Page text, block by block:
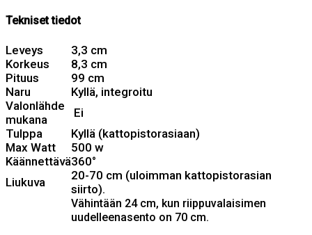
Tekniset tiedot
Leveys
3,3 cm
Korkeus
8,3 cm
Pituus
99 cm
Naru
Kyllä, integroitu
Valonlähde
mukana
Ei
Tulppa
Kyllä (kattopistorasiaan)
Max Watt
500 w
Käännettävä360°
Liukuva
20-70 cm (uloimman kattopistorasian
siirto).
Vähintään 24 cm, kun riippuvalaisimen
uudelleenasento on 70 cm.